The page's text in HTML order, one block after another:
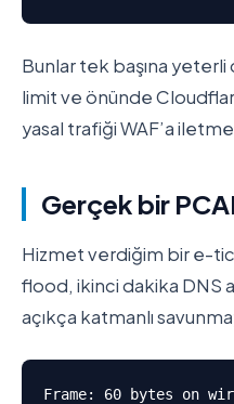
Bunlar tek başına
limit ve önünde
yasal trafiği WAF’a
Gerçek bir
Hizmet verdiğim bir e-
flood, ikinci dakika DNS
açıkça katmanlı
Frame: 60 bytes on